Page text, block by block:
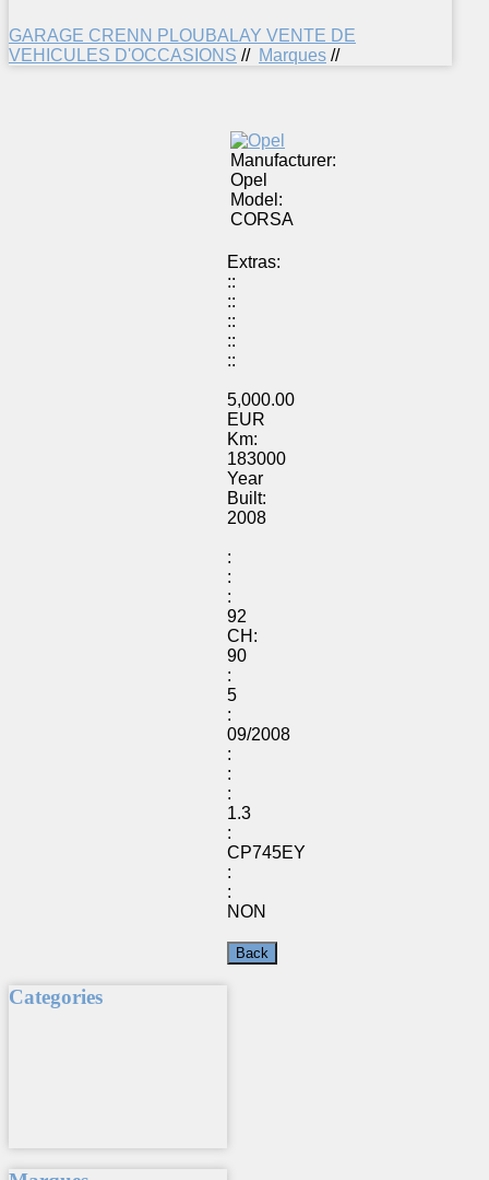
GARAGE CRENN PLOUBALAY VENTE DE
VEHICULES D'OCCASIONS // Marques //
Manufacturer:
Opel
Model:
CORSA
Extras:
::
::
::
::
::
5,000.00
EUR
Km:
183000
Year
Built:
2008
:
:
:
92
CH:
90
:
5
:
09/2008
:
:
:
1.3
:
CP745EY
:
:
NON
Categories